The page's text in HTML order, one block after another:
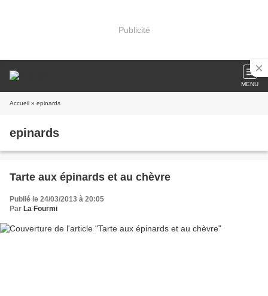
Publicité
MENU
Accueil » epinards
epinards
Tarte aux épinards et au chèvre
Publié le 24/03/2013 à 20:05
Par La Fourmi